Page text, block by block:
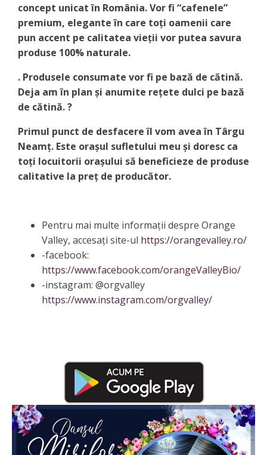
concept unicat în România. Vor fi “cafenele”
premium, elegante în care toți oamenii care
pun accent pe calitatea vieții vor putea savura
produse 100% naturale.
. Produsele consumate vor fi pe bază de cătină.
Deja am în plan și anumite rețete dulci pe bază
de cătină. ?
Primul punct de desfacere îl vom avea în Târgu
Neamț. Este orașul sufletului meu și doresc ca
toți locuitorii orașului să beneficieze de produse
calitative la preț de producător.
Pentru mai multe informații despre Orange
Valley, accesați site-ul https://orangevalley.ro/
-facebook:
https://www.facebook.com/orangeValleyBio/
-instagram: @orgvalley
https://www.instagram.com/orgvalley/